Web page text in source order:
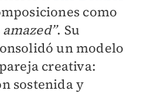
como
. Su
un modelo
creativa:
sostenida y